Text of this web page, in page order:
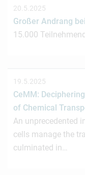
20.5.2025
Großer Andrang
15.000
19.5.2025
CeMM:
of Chemical
An unprecedented
cells manage the
culminated in…